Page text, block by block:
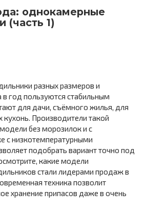
однокамерные
(часть 1)
разных размеров и
год пользуются стабильным
для дачи, съёмного жилья, для
Производители такой
без морозилок и с
с низкотемпературными
подобрать вариант точно под
какие модели
стали лидерами продаж в
техника позволит
хранение припасов даже в очень